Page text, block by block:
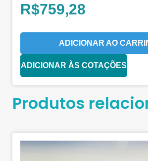
R$759,28
ADICIONAR AO
ADICIONAR ÀS COTAÇÕES
Produtos